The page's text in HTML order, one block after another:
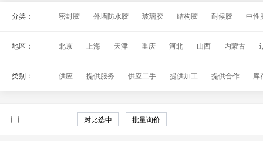
分类： 密封胶 外墙防水胶 玻璃胶 结构胶 耐候胶 中性
地区：
北京 上海 天津 重庆 河北 山西 内蒙古
类别：
供应 提供服务 供应二手 提供加工 提供合作 库